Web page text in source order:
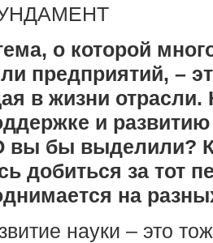
о которой
предприятий, –
в жизни отрасли.
и
бы выделили?
добиться за тот
на
науки – это